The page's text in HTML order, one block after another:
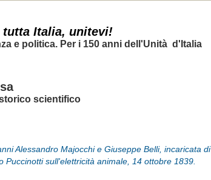
tutta Italia, unitevi!
e politica. Per i 150 anni dell'Unità d'Italia
scientifico
Alessandro Majocchi e Giuseppe Belli, incaricata di
sull'elettricità animale, 14 ottobre 1839.